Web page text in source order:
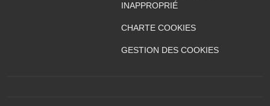
INAPPROPRIÉ
CHARTE COOKIES
GESTION DES COOKIES